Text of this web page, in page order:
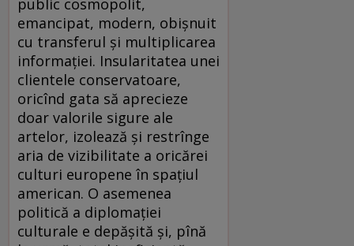
public cosmopolit,
emancipat, modern, obişnuit
cu transferul şi multiplicarea
informaţiei. Insularitatea unei
clientele conservatoare,
oricînd gata să aprecieze
doar valorile sigure ale
artelor, izolează şi restrînge
aria de vizibilitate a oricărei
culturi europene în spaţiul
american. O asemenea
politică a diplomaţiei
culturale e depăşită şi, pînă